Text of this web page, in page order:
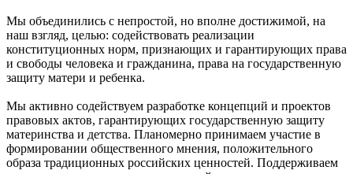
Мы объединились с непростой, но вполне достижимой, на
наш взгляд, целью: содействовать реализации
конституционных норм, признающих и гарантирующих права
и свободы человека и гражданина, права на государственную
защиту матери и ребенка.
Мы активно содействуем разработке концепций и проектов
правовых актов, гарантирующих государственную защиту
материнства и детства. Планомерно принимаем участие в
формировании общественного мнения, положительного
образа традиционных российских ценностей. Поддерживаем